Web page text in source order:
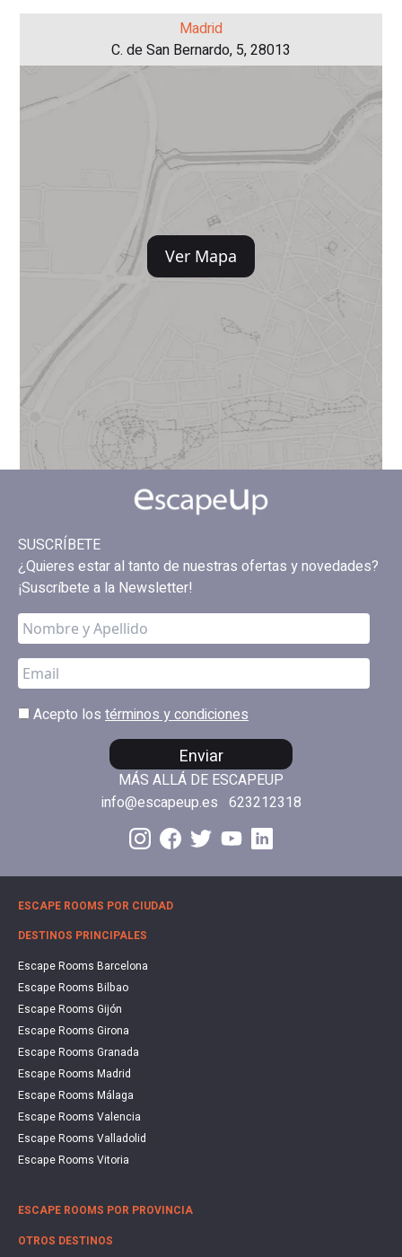
Madrid
C. de San Bernardo, 5, 28013
Ver Mapa
SUSCRÍBETE
¿Quieres estar al tanto de nuestras ofertas y novedades?
¡Suscríbete a la Newsletter!
Acepto los términos y condiciones
Enviar
MÁS ALLÁ DE ESCAPEUP
info@escapeup.es 623212318
ESCAPE ROOMS POR CIUDAD
DESTINOS PRINCIPALES
Escape Rooms Barcelona
Escape Rooms Bilbao
Escape Rooms Gijón
Escape Rooms Girona
Escape Rooms Granada
Escape Rooms Madrid
Escape Rooms Málaga
Escape Rooms Valencia
Escape Rooms Valladolid
Escape Rooms Vitoria
ESCAPE ROOMS POR PROVINCIA
OTROS DESTINOS